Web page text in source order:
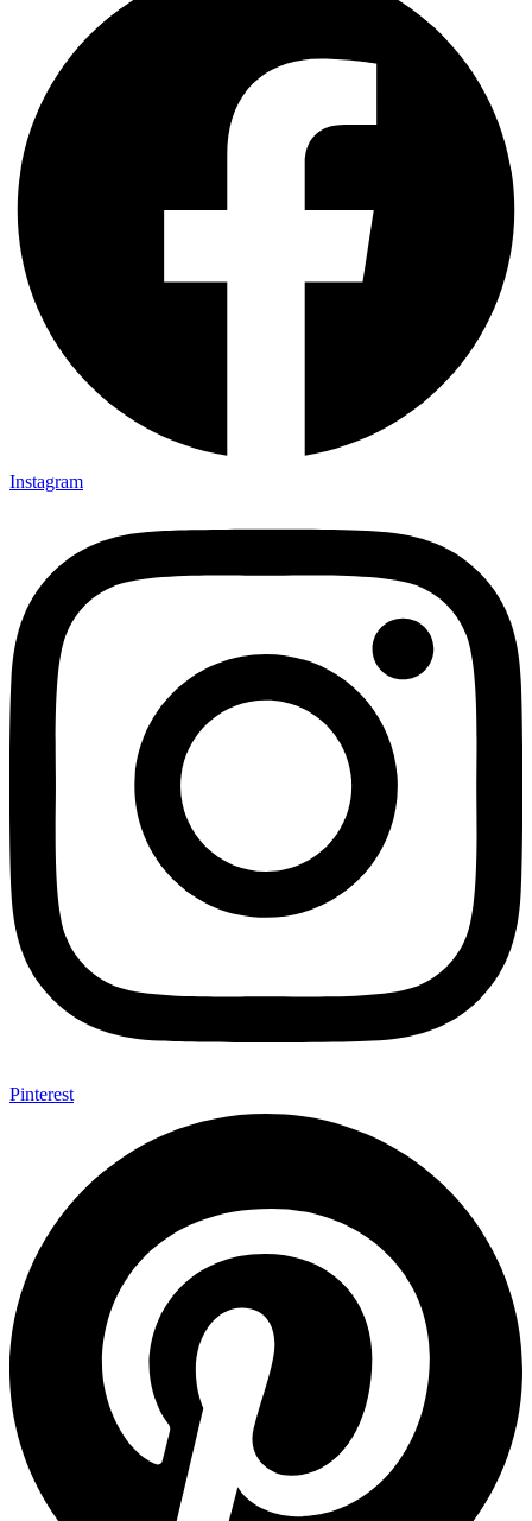
Instagram
Pinterest